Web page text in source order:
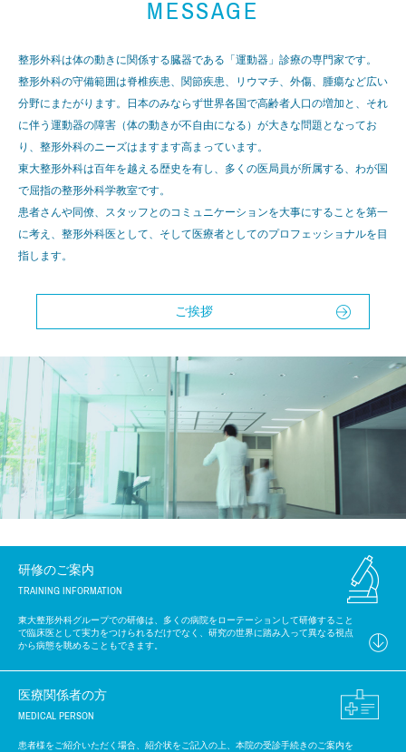
MESSAGE
整形外科は体の動きに関係する臓器である「運動器」診療の専門家です。
整形外科の守備範囲は脊椎疾患、関節疾患、リウマチ、外傷、腫瘍など広い
分野にまたがります。日本のみならず世界各国で高齢者人口の増加と、それ
に伴う運動器の障害（体の動きが不自由になる）が大きな問題となってお
り、整形外科のニーズはますます高まっています。
東大整形外科は百年を越える歴史を有し、多くの医局員が所属する、わが国
で屈指の整形外科学教室です。
患者さんや同僚、スタッフとのコミュニケーションを大事にすることを第一
に考え、整形外科医として、そして医療者としてのプロフェッショナルを目
指します。
ご挨拶
研修のご案内
TRAINING INFORMATION
東大整形外科グループでの研修は、多くの病院をローテーションして研修すること
で臨床医として実力をつけられるだけでなく、研究の世界に踏み入って異なる視点
から病態を眺めることもできます。
医療関係者の方
MEDICAL PERSON
患者様をご紹介いただく場合、紹介状をご記入の上、本院の受診手続きのご案内を